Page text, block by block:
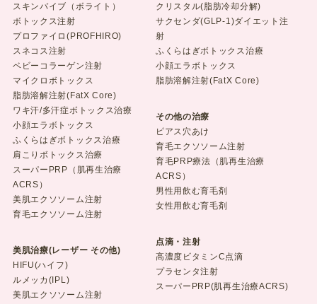
スキンバイブ（ボライト）
ボトックス注射
プロファイロ(PROFHIRO)
スネコス注射
ベビーコラーゲン注射
マイクロボトックス
脂肪溶解注射(FatX Core)
ワキ汗/多汗症ボトックス治療
小顔エラボトックス
ふくらはぎボトックス治療
肩こりボトックス治療
スーパーPRP（肌再生治療
ACRS）
美肌エクソソーム注射
育毛エクソソーム注射
美肌治療(レーザー その他)
HIFU(ハイフ)
ルメッカ(IPL)
美肌エクソソーム注射
クリスタル(脂肪冷却分解)
サクセンダ(GLP-1)ダイエット注
射
ふくらはぎボトックス治療
小顔エラボトックス
脂肪溶解注射(FatX Core)
その他の治療
ピアス穴あけ
育毛エクソソーム注射
育毛PRP療法（肌再生治療
ACRS）
男性用飲む育毛剤
女性用飲む育毛剤
点滴・注射
高濃度ビタミンC点滴
プラセンタ注射
スーパーPRP(肌再生治療ACRS)